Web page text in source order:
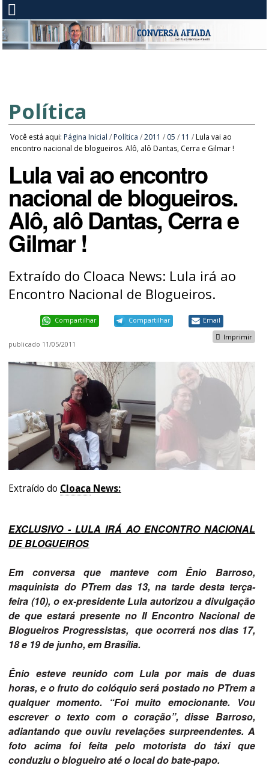
Política
Você está aqui: Página Inicial / Política /2011 / 05 / 11 /Lula vai ao
encontro nacional de blogueiros. Alô, alô Dantas, Cerra e Gilmar !
Lula vai ao encontro
nacional de blogueiros.
Alô, alô Dantas, Cerra e
Gilmar !
Extraído do Cloaca News: Lula irá ao
Encontro Nacional de Blogueiros.
Compartilhar Compartilhar Email
Imprimir
publicado 11/05/2011
Extraído doCloaca News:
EXCLUSIVO - LULA IRÁ AO ENCONTRO NACIONAL
DE BLOGUEIROS
Em conversa que manteve com Ênio Barroso,
maquinista do PTrem das 13, na tarde desta terça-
feira (10), o ex-presidente Lula autorizou a divulgação
de que estará presente no II Encontro Nacional de
Blogueiros Progressistas, que ocorrerá nos dias 17,
18 e 19 de junho, em Brasília.
Ênio esteve reunido com Lula por mais de duas
horas, e o fruto do colóquio será postado no PTrem a
qualquer momento. “Foi muito emocionante. Vou
escrever o texto com o coração”, disse Barroso,
adiantando que ouviu revelações surpreendentes. A
foto acima foi feita pelo motorista do táxi que
conduziu o blogueiro até o local do bate-papo.